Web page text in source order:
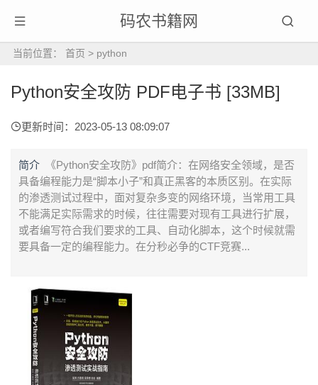
码农书籍网
当前位置： 首页 > python
Python安全攻防 PDF电子书 [33MB]
更新时间：2023-05-13 08:09:07
简介
《Python安全攻防》pdf简介：在网络安全领域，是否
具备编程能力是“脚本小子”和真正黑客的本质区别。在实际
的渗透测试过程中，面对复杂多变的网络环境，当常用工具
不能满足实际需求的时候，往往需要对现有工具进行扩展，
或者编写符合我们要求的工具、自动化脚本，这个时候就需
要具备一定的编程能力。在分秒必争的CTF竞赛...